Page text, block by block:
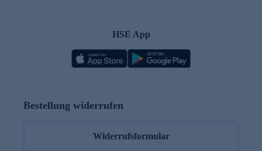
HSE App
Bestellung widerrufen
Widerrufsformular